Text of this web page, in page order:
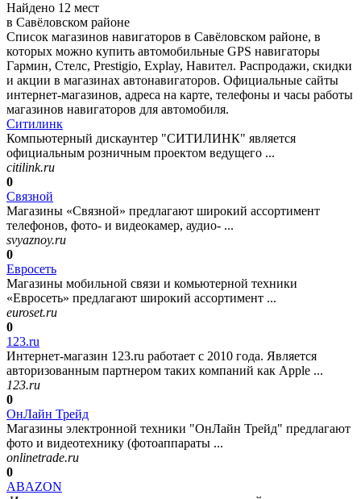
Найдено 12 мест
в Савёловском районе
Список магазинов навигаторов в Савёловском районе, в
которых можно купить автомобильные GPS навигаторы
Гармин, Стелс, Prestigio, Explay, Навител. Распродажи, скидки
и акции в магазинах автонавигаторов. Официальные сайты
интернет-магазинов, адреса на карте, телефоны и часы работы
магазинов навигаторов для автомобиля.
Ситилинк
Компьютерный дискаунтер "СИТИЛИНК" является
официальным розничным проектом ведущего ...
citilink.ru
0
Связной
Магазины «Связной» предлагают широкий ассортимент
телефонов, фото- и видеокамер, аудио- ...
svyaznoy.ru
0
Евросеть
Магазины мобильной связи и комьютерной техники
«Евросеть» предлагают широкий ассортимент ...
euroset.ru
0
123.ru
Интернет-магазин 123.ru работает с 2010 года. Является
авторизованным партнером таких компаний как Apple ...
123.ru
0
ОнЛайн Трейд
Магазины электронной техники "ОнЛайн Трейд" предлагают
фото и видеотехнику (фотоаппараты ...
onlinetrade.ru
0
ABAZON